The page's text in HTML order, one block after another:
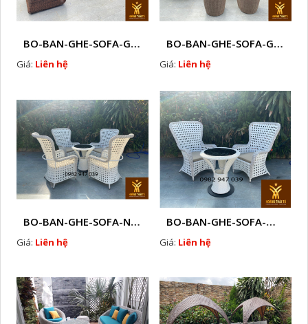
BO-BAN-GHE-SOFA-GIA-MAY-P2
Giá: Liên hệ
BO-BAN-GHE-SOFA-GIA-MAY-P1
Giá: Liên hệ
BO-BAN-GHE-SOFA-NHUA-GIA-MAY-HA-NOI-M11
Giá: Liên hệ
BO-BAN-GHE-SOFA-MAY-NHUA-HA-NOI-L1
Giá: Liên hệ